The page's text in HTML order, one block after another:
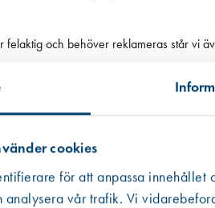
cookies
för att anpassa
vår trafik. Vi
och behöver reklameras står vi
ske inom 14 dagar från leverans
och fanns när du tog emot
om det är mindre än tre år sedan du
ha upptäckt felet.